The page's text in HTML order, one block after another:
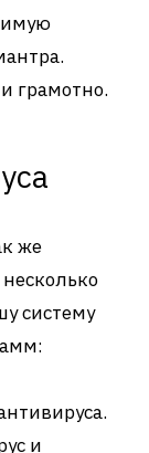
грамотно.
же
систему
и